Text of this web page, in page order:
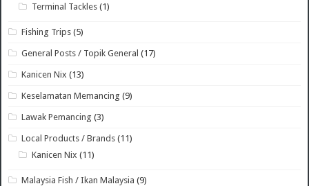
Terminal Tackles (1)
Fishing Trips (5)
General Posts / Topik General (17)
Kanicen Nix (13)
Keselamatan Memancing (9)
Lawak Pemancing (3)
Local Products / Brands (11)
Kanicen Nix (11)
Malaysia Fish / Ikan Malaysia (9)